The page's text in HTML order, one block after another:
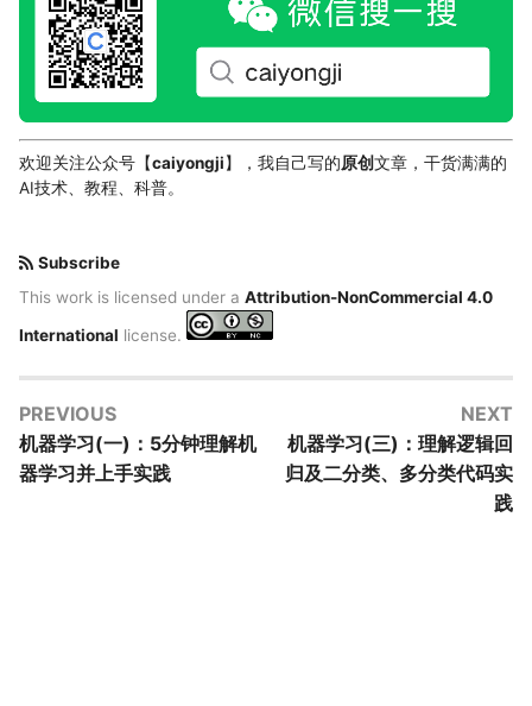
欢迎关注公众号【caiyongji】，我自己写的原创文章，干货满满的
AI技术、教程、科普。
Subscribe
This work is licensed under a Attribution-NonCommercial 4.0
International license.
PREVIOUS
机器学习(一)：5分钟理解机
器学习并上手实践
NEXT
机器学习(三)：理解逻辑回
归及二分类、多分类代码实
践